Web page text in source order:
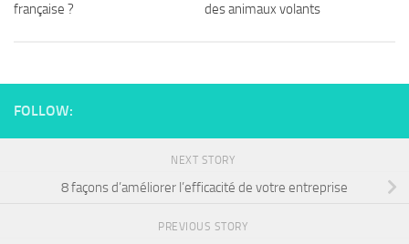
française ?
des animaux volants
FOLLOW:
NEXT STORY
8 façons d’améliorer l’efficacité de votre entreprise
PREVIOUS STORY